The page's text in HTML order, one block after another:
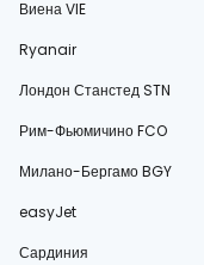
Виена VIE
Ryanair
Лондон Станстед STN
Рим-Фьюмичино FCO
Милано-Бергамо BGY
easyJet
Сардиния